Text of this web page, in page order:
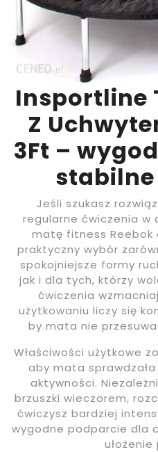
Insportline
Z
3Ft –
stabilne
Jeśli szukasz
regularne ćwiczenia w
matę fitness Reebok
praktyczny wybór
spokojniejsze formy
jak i dla tych, którzy
ćwiczenia
użytkowaniu liczy się
by mata nie
Właściwości użytkowe
aby mata
aktywności.
brzuszki wieczorem,
ćwiczysz bardziej
wygodne podparcie dla
ułożenie